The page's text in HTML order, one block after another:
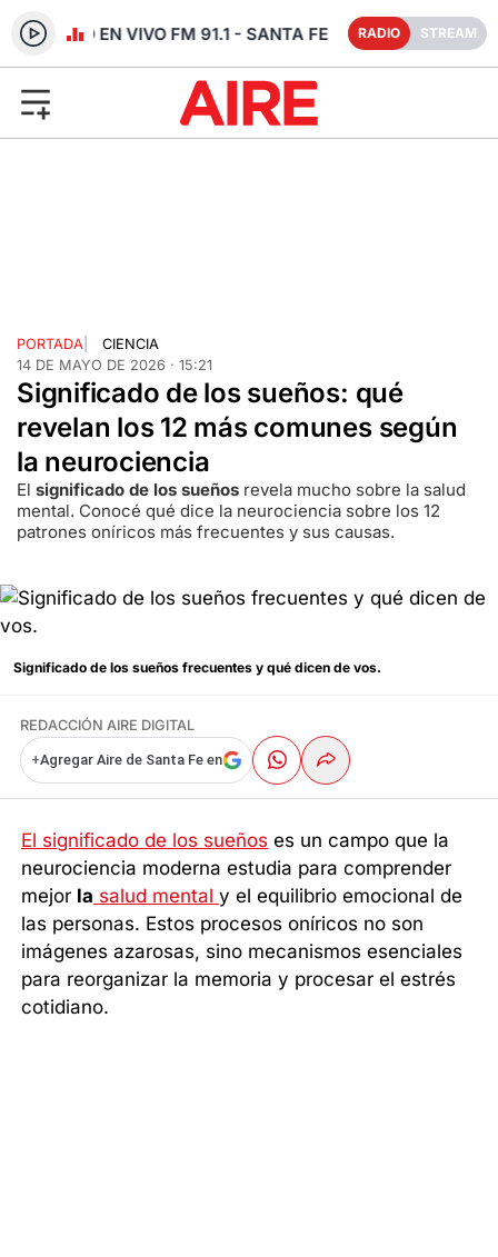
RADIO EN VIVO FM 91.1 - SANTA FE RADIO STREAM
PORTADA
CIENCIA
14 DE MAYO DE 2026 · 15:21
Significado de los sueños: qué
revelan los 12 más comunes según
la neurociencia
El significado de los sueños revela mucho sobre la salud
mental. Conocé qué dice la neurociencia sobre los 12
patrones oníricos más frecuentes y sus causas.
Significado de los sueños frecuentes y qué dicen de vos.
REDACCIÓN AIRE DIGITAL
+Agregar Aire de Santa Fe en
El significado de los sueños es un campo que la
neurociencia moderna estudia para comprender
mejor la salud mentaly el equilibrio emocional de
las personas. Estos procesos oníricos no son
imágenes azarosas, sino mecanismos esenciales
para reorganizar la memoria y procesar el estrés
cotidiano.